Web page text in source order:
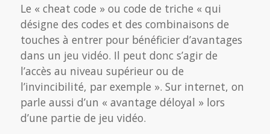
Le « cheat code » ou code de triche « qui
désigne des codes et des combinaisons de
touches à entrer pour bénéficier d’avantages
dans un jeu vidéo. Il peut donc s’agir de
l’accès au niveau supérieur ou de
l’invincibilité, par exemple ». Sur internet, on
parle aussi d’un « avantage déloyal » lors
d’une partie de jeu vidéo.